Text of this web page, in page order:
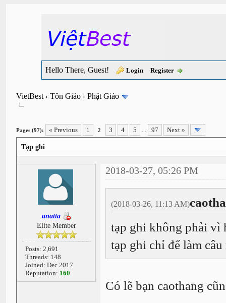
Hello There, Guest! Login Register
VietBest›Tôn Giáo ›Phật Giáo
Pages (97): « Previous 1 2 3 4 5 97 Next »
Tạp ghi
anatta
Elite Member
Posts: 2,691
Threads: 148
Joined: Dec 2017
Reputation: 160
2018-03-27, 05:26 PM
(2018-03-26, 11:13 AM)
tạp ghi không phải vì
tạp ghi chỉ để làm
Có lẽ bạn caothang